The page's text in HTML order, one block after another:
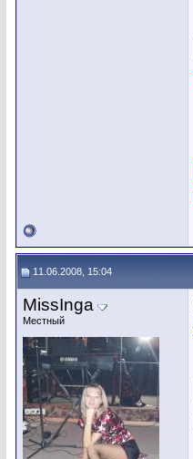
11.06.2008, 15:04
MissInga
Местный